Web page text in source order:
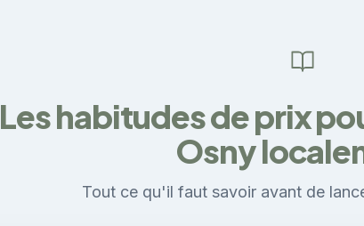
Les habitudes de prix
Osny
Tout ce qu'il faut savoir avant de